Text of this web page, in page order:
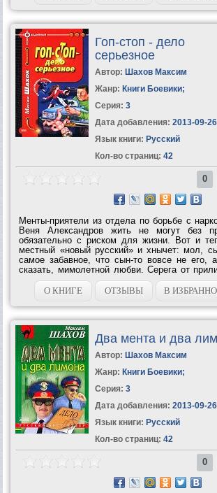
Гоп-стоп - дело
серьезное
Автор: Шахов Максим
Жанр: Книги Боевики;
Серия: 3
Дата добавления: 2013-09-26
Язык книги: Русский
Кол-во страниц: 42
0
Менты-приятели из отдела по борьбе с
Веня Александров жить не могут без
обязательно с риском для жизни. Вот и
местный «новый русский» и хнычет: мол,
самое забавное, что сын-то вовсе не его,
сказать, мимолетной любви. Серега от
готов землю рыть, чтобы достать
лыком шиты. Все...
О КНИГЕ ОТЗЫВЫ В
Два мента и два
Автор: Шахов Максим
Жанр: Книги Боевики;
Серия: 3
Дата добавления: 2013-09-26
Язык книги: Русский
Кол-во страниц: 42
0